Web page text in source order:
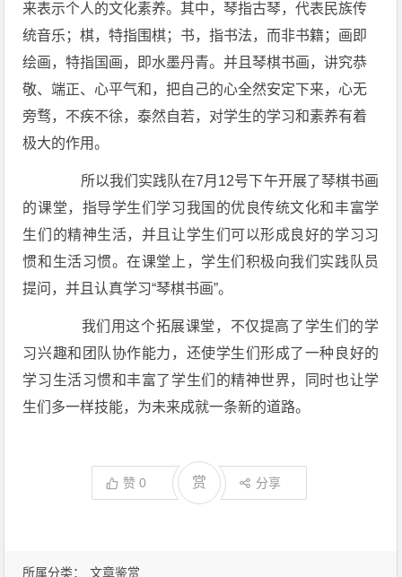
所属分类： 文章鉴赏
来表示个人的文化素养。其中，琴指古琴，代表民族传
统音乐；棋，特指围棋；书，指书法，而非书籍；画即
绘画，特指国画，即水墨丹青。并且琴棋书画，讲究恭
敬、端正、心平气和，把自己的心全然安定下来，心无
旁骛，不疾不徐，泰然自若，对学生的学习和素养有着
极大的作用。
所以我们实践队在7月12号下午开展了琴棋书画
的课堂，指导学生们学习我国的优良传统文化和丰富学
生们的精神生活，并且让学生们可以形成良好的学习习
惯和生活习惯。在课堂上，学生们积极向我们实践队员
提问，并且认真学习“琴棋书画”。
我们用这个拓展课堂，不仅提高了学生们的学
习兴趣和团队协作能力，还使学生们形成了一种良好的
学习生活习惯和丰富了学生们的精神世界，同时也让学
生们多一样技能，为未来成就一条新的道路。
赞0 赏 分享